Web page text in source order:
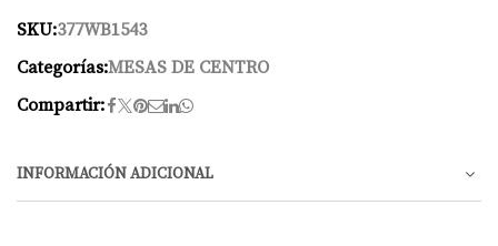
SKU:377WB1543
Categorías:MESAS DE CENTRO
Compartir:
INFORMACIÓN ADICIONAL